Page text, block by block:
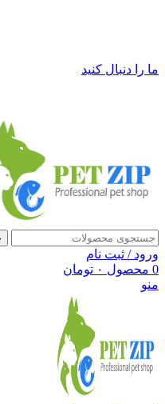
ما را دنبال کنید
ورود / ثبت نام
0 محصول ۰ تومان
منو